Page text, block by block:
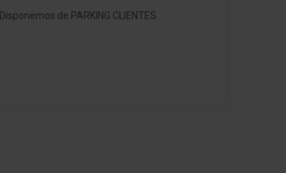
Disponemos de PARKING CLIENTES